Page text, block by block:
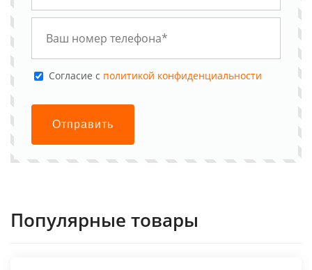
Cогласие с политикой конфиденциальности
Отправить
Популярные товары